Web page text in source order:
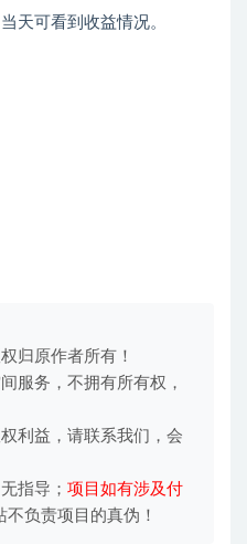
天可看到收益情况。
归原作者所有！
服务，不拥有所有权，
利益，请联系我们，会
指导； 项目如有涉及付
不负责项目的真伪！